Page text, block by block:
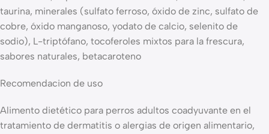
taurina, minerales (sulfato ferroso, óxido de zinc, sulfato de
cobre, óxido manganoso, yodato de calcio, selenito de
sodio), L-triptófano, tocoferoles mixtos para la frescura,
sabores naturales, betacaroteno
Recomendacion de uso
Alimento dietético para perros adultos coadyuvante en el
tratamiento de dermatitis o alergias de origen alimentario,